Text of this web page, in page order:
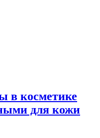
в косметике
для кожи